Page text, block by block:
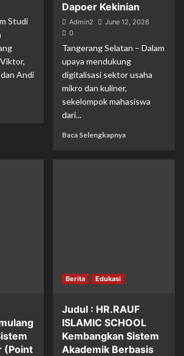
Studi
Andi
Dapoer Kekinian
Admin2
June 12, 2026
0
Tangerang Selatan – Dalam
upaya mendukung
digitalisasi sektor usaha
mikro dan kuliner,
sekelompok mahasiswa
dari...
Baca Selengkapnya
(Point
Berita Edukasi
Judul : HR.RAUF
ISLAMIC SCHOOL
Kembangkan Sistem
Akademik Berbasis